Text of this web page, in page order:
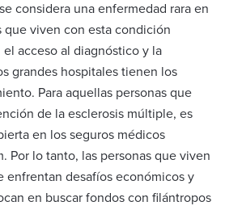
considera una enfermedad rara en
que viven con esta condición
acceso al diagnóstico y la
grandes hospitales tienen los
Para aquellas personas que
de la esclerosis múltiple, es
en los seguros médicos
Por lo tanto, las personas que viven
enfrentan desafíos económicos y
en buscar fondos con filántropos